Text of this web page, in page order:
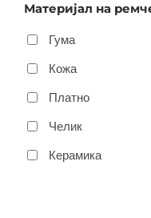
Материјал на
Гума
Кожа
Платно
Челик
Керамика